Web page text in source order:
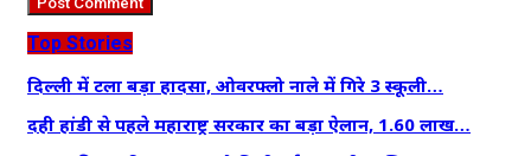
Top Stories
दिल्ली में टला बड़ा हादसा, ओवरफ्लो नाले में गिरे 3 स्कूली…
दही हांडी से पहले महाराष्ट्र सरकार का बड़ा ऐलान, 1.60 लाख…